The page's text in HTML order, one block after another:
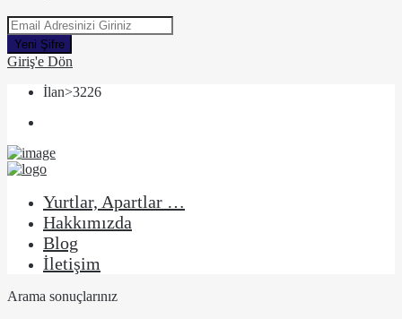
Yeni Şifre
Giriş'e Dön
İlan>3226
Yurtlar, Apartlar …
Hakkımızda
Blog
İletişim
Arama sonuçlarınız